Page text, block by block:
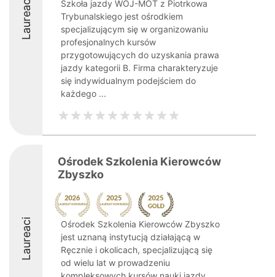
Laureaci
Szkoła jazdy WOJ-MOT z Piotrkowa
Trybunalskiego jest ośrodkiem
specjalizującym się w organizowaniu
profesjonalnych kursów
przygotowujących do uzyskania prawa
jazdy kategorii B. Firma charakteryzuje
się indywidualnym podejściem do
każdego ...
Laureaci
Ośrodek Szkolenia Kierowców
Zbyszko
Ośrodek Szkolenia Kierowców Zbyszko
jest uznaną instytucją działającą w
Ręcznie i okolicach, specjalizującą się
od wielu lat w prowadzeniu